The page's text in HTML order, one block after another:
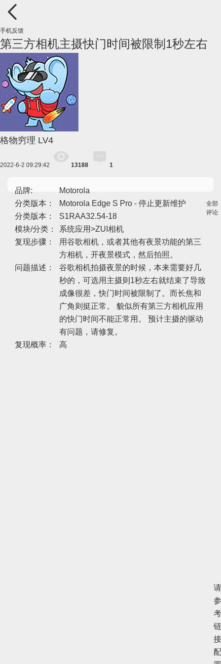
手机反馈
第三方相机主摄快门时间被限制1秒左右
格物穷理 LV4
2022-6-2 09:29:42 13188 1
品牌:
Motorola
分类版本：
Motorola Edge S Pro - 停止更新维护
分类版本：
S1RAA32.54-18
模块/分类：
系统应用>ZUI相机
复现步骤：
用谷歌相机，或者其他有夜景功能的第三
方相机，开夜景模式，然后拍照。
问题描述：
谷歌相机拍摄夜景的时候，本来需要好几
秒的，可选用主摄则1秒左右就结束了导致
成像很差，快门时间被限制了。而长焦和
广角则挺正常。 貌似所有第三方相机应用
的快门时间不能正常用。 预计主摄的驱动
有问题，请修复。
复现概率：
高
全部
评论
请
参
考
链
接
配